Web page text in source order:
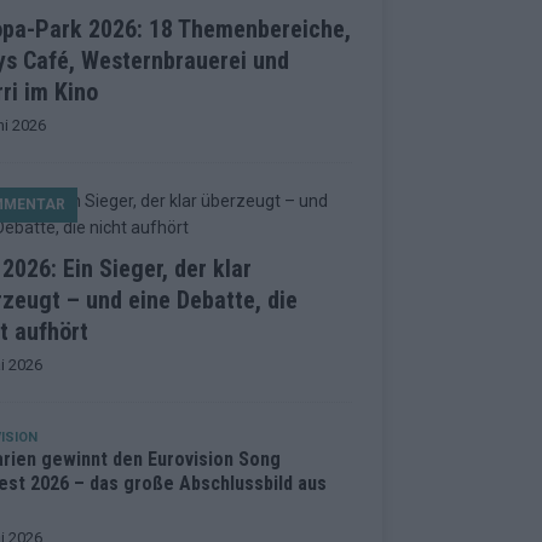
Park 2026: 18 Themenbereiche,
Café, Westernbrauerei und
im Kino
2026
2026: Ein Sieger, der klar
– und eine Debatte, die
aufhört
2026
gewinnt den Eurovision Song
2026 – das große Abschlussbild aus
2026